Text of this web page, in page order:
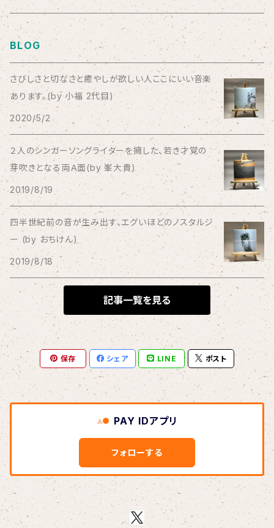
Aysula
Bad Operation
Bagus!
BBBBBBB
The BEG
The Beths
THE BLACK SHANSONS
BLONDnewHALF
Blondy
BOAR HUNTER
bud&harbor
Bulbs Of Passion
B玉
Calme Adiction
BLOG
さびしさと切なさと癒やしが欲しい人ここにいい音楽
あります。(by 小福 2代目)
2020/5/2
２人のシンガーソングライターを擁した、若き才覚の
芽吹きとなる両Ａ面(by 峯大貴)
2019/8/19
四半世紀前の音が生み出す、エグいほどのノスタルジ
ー (by おちけん)
2019/8/18
記事一覧を見る
保存 シェア LINE ポスト
PAY IDアプリ
フォローする